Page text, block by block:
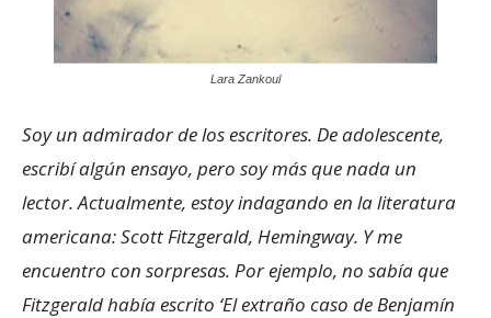
Lara Zankoul
Soy un admirador de los escritores. De adolescente,
escribí algún ensayo, pero soy más que nada un
lector. Actualmente, estoy indagando en la literatura
americana: Scott Fitzgerald, Hemingway. Y me
encuentro con sorpresas. Por ejemplo, no sabía que
Fitzgerald había escrito ‘El extraño caso de Benjamín